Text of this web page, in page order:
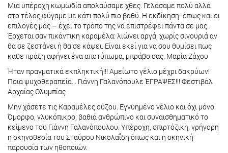
Μια υπέροχη κωμωδία απολαύσαμε χθες. Γελάσαμε πολύ αλλά
στο τέλος φύγαμε με κάτι πολύ πιο βαθύ. Η εκδίκηση- όπως και οι
επιλογές μας – έχει το τρόπο της να επιστρέφει πάντα σε μας.
Έρχεται σαν πικάντικη καραμέλα: λιώνει αργά, χωρίς σιγουριά αν
θα σε ζεστάνει ή θα σε κάψει. Είναι εκεί για να σου θυμίσει πως
κάθε πράξη αφήνει ένα αποτύπωμα, μπράβο σας. Μαρία Ζάχου
Ήταν πραγματικά εκπληκτική!!! Αμείωτο γέλιο μέχρι δακρύων!
Ποια ψυχοθεραπεία… Γιάννη Γαλανόπουλε ΈΓΡΑΨΕΣ!!! Φεστιβάλ
Αρχαίας Ολυμπίας
Μην χάσετε τις Καραμέλες ούζου. Εγγυημένο γέλιο και όχι μόνο.
Όμορφο, γλυκόπικρο, βαθιά ανθρώπινο και συναισθηματικό το
κείμενο του Γιάννη Γαλανόπουλου. Υπέροχη, σπιρτόζικη, γρήγορη
η σκηνοθεσία του Σταύρου Νικολαΐδη όπως και η σκηνική
παρουσία των ηθοποιών.